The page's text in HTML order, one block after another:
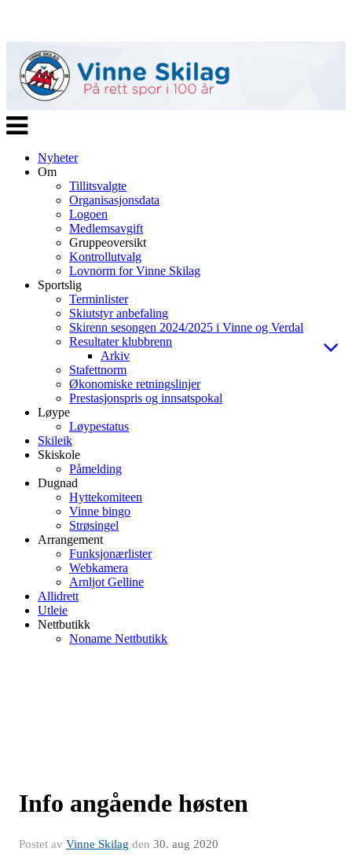
Veksle
navigasjon
Nyheter
Om
Tillitsvalgte
Organisasjonsdata
Logoen
Medlemsavgift
Gruppeoversikt
Kontrollutvalg
Lovnorm for Vinne Skilag
Sportslig
Terminlister
Skiutstyr anbefaling
Skirenn sesongen 2024/2025 i Vinne og Verdal
Resultater klubbrenn
Arkiv
Stafettnorm
Økonomiske retningslinjer
Prestasjonspris og innsatspokal
Løype
Løypestatus
Skileik
Skiskole
Påmelding
Dugnad
Hyttekomiteen
Vinne bingo
Strøsingel
Arrangement
Funksjonærlister
Webkamera
Arnljot Gelline
Allidrett
Utleie
Nettbutikk
Noname Nettbutikk
Info angående høsten
Postet av Vinne Skilag den 30. aug 2020